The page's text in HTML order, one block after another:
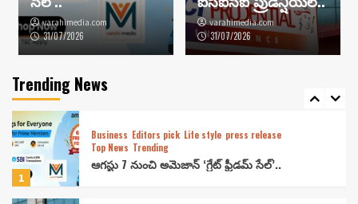
varahimedia.com
31/07/2026
varahimedia.com
31/07/2026
Trending News
5
Celebrity Life Editors pick Hyderabad NEWS
press release Top News Trending
Prime Video from July 31
1
Business Editors pick Life style press release
Top News Trending
ఆగస్టు 7 నుంచి అమెజాన్ ‘గ్రేట్ ఫ్రీడమ్ సేల్’..